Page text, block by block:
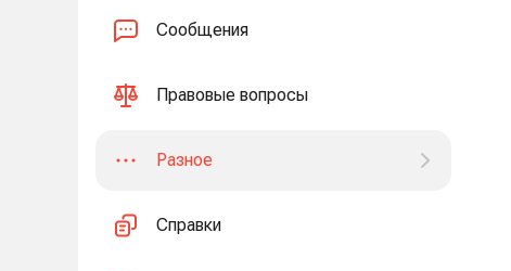
Сообщения
Правовые вопросы
Разное
Справки